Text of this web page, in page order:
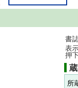
書
表
押
所